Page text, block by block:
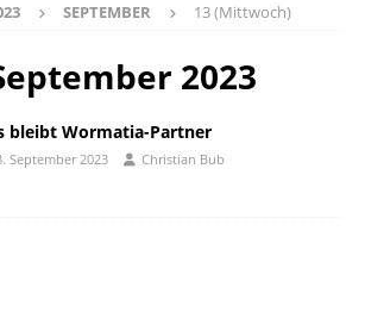
SEPTEMBER 13 (Mittwoch)
2023
bleibt Wormatia-Partner
September 2023 Christian Bub